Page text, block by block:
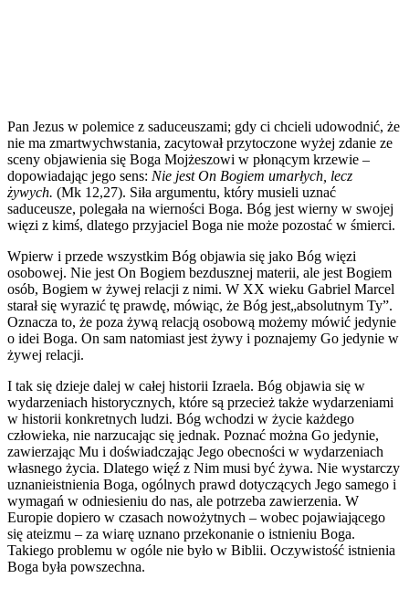
Pan Jezus w polemice z saduceuszami; gdy ci chcieli udowodnić, że
nie ma zmartwychwstania, zacytował przytoczone wyżej zdanie ze
sceny objawienia się Boga Mojżeszowi w płonącym krzewie –
dopowiadając jego sens: Nie jest On Bogiem umarłych, lecz
żywych. (Mk 12,27). Siła argumentu, który musieli uznać
saduceusze, polegała na wierności Boga. Bóg jest wierny w swojej
więzi z kimś, dlatego przyjaciel Boga nie może pozostać w śmierci.
Wpierw i przede wszystkim Bóg objawia się jako Bóg więzi
osobowej. Nie jest On Bogiem bezdusznej materii, ale jest Bogiem
osób, Bogiem w żywej relacji z nimi. W XX wieku Gabriel Marcel
starał się wyrazić tę prawdę, mówiąc, że Bóg jest„absolutnym Ty”.
Oznacza to, że poza żywą relacją osobową możemy mówić jedynie
o idei Boga. On sam natomiast jest żywy i poznajemy Go jedynie w
żywej relacji.
I tak się dzieje dalej w całej historii Izraela. Bóg objawia się w
wydarzeniach historycznych, które są przecież także wydarzeniami
w historii konkretnych ludzi. Bóg wchodzi w życie każdego
człowieka, nie narzucając się jednak. Poznać można Go jedynie,
zawierzając Mu i doświadczając Jego obecności w wydarzeniach
własnego życia. Dlatego więź z Nim musi być żywa. Nie wystarczy
uznanieistnienia Boga, ogólnych prawd dotyczących Jego samego i
wymagań w odniesieniu do nas, ale potrzeba zawierzenia. W
Europie dopiero w czasach nowożytnych – wobec pojawiającego
się ateizmu – za wiarę uznano przekonanie o istnieniu Boga.
Takiego problemu w ogóle nie było w Biblii. Oczywistość istnienia
Boga była powszechna.